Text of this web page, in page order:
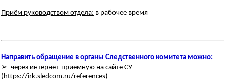
Приём руководством отдела: в рабочее время
Направить обращение в органы Следственного комитета можно:
➢ через интернет-приёмную на сайте СУ
(https://irk.sledcom.ru/references)